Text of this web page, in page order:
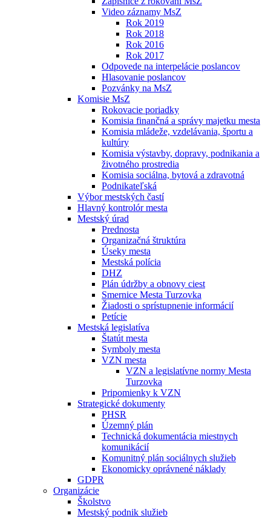
Video záznamy MsZ
Rok 2019
Rok 2018
Rok 2016
Rok 2017
Odpovede na interpelácie poslancov
Hlasovanie poslancov
Pozvánky na MsZ
Komisie MsZ
Rokovacie poriadky
Komisia finančná a správy majetku mesta
Komisia mládeže, vzdelávania, športu a
kultúry
Komisia výstavby, dopravy, podnikania a
životného prostredia
Komisia sociálna, bytová a zdravotná
Podnikateľská
Výbor mestských častí
Hlavný kontrolór mesta
Mestský úrad
Prednosta
Organizačná štruktúra
Úseky mesta
Mestská polícia
DHZ
Plán údržby a obnovy ciest
Smernice Mesta Turzovka
Žiadosti o sprístupnenie informácií
Petície
Mestská legislatíva
Štatút mesta
Symboly mesta
VZN mesta
VZN a legislatívne normy Mesta
Turzovka
Pripomienky k VZN
Strategické dokumenty
PHSR
Územný plán
Technická dokumentácia miestnych
komunikácií
Komunitný plán sociálnych služieb
Ekonomicky oprávnené náklady
GDPR
Organizácie
Školstvo
Mestský podnik služieb